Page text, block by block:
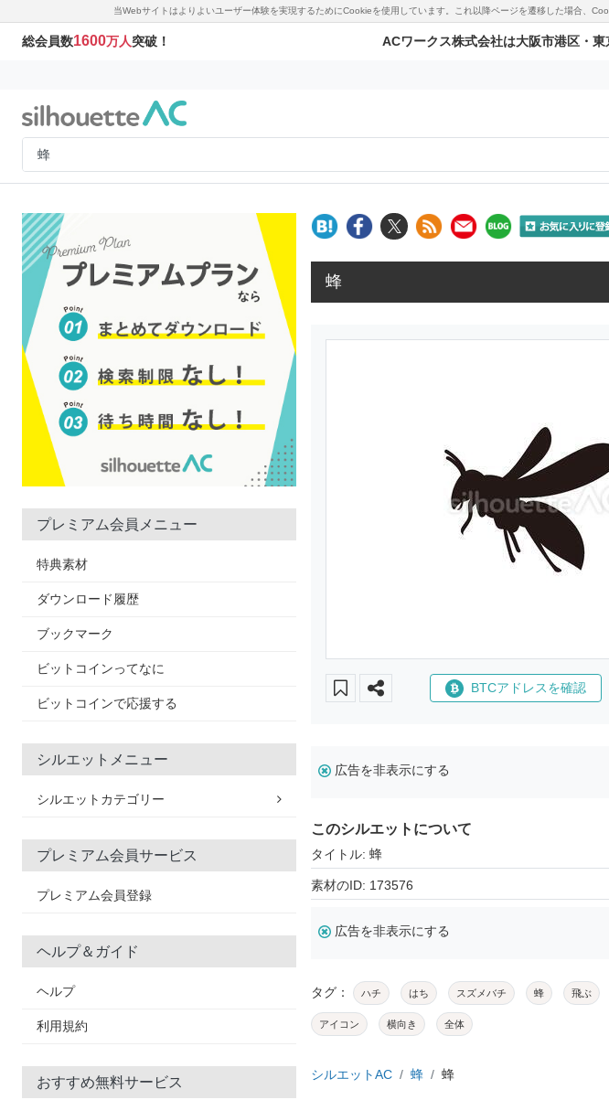
当Webサイトはよりよいユーザー体験を実現するためにCookieを使用しています。これ以降ページを遷移した場合、
総会員数1600万人突破！ ACワークス株式会社は大阪市港区・
プレミアム会員メニュー
特典素材
ダウンロード履歴
ブックマーク
ビットコインってなに
ビットコインで応援する
シルエットメニュー
シルエットカテゴリー
プレミアム会員サービス
プレミアム会員登録
ヘルプ＆ガイド
ヘルプ
利用規約
おすすめ無料サービス
蜂
BTCアドレスを確認
広告を非表示にする
このシルエットについて
タイトル: 蜂
素材のID: 173576
広告を非表示にする
タグ： ハチ はち スズメバチ 蜂 飛ぶ
アイコン 横向き 全体
シルエットAC 蜂 蜂